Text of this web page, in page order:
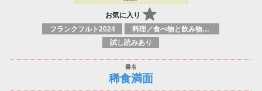
お気に入り
フランクフルト2024
料理／食べ物と飲み物／食に関する記述
試し読みあり
稀食満面